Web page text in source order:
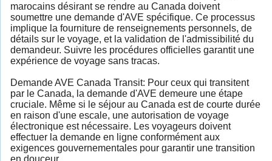
marocains désirant se rendre au Canada doivent
soumettre une demande d'AVE spécifique. Ce processus
implique la fourniture de renseignements personnels, de
détails sur le voyage, et la validation de l'admissibilité du
demandeur. Suivre les procédures officielles garantit une
expérience de voyage sans tracas.
Demande AVE Canada Transit: Pour ceux qui transitent
par le Canada, la demande d'AVE demeure une étape
cruciale. Même si le séjour au Canada est de courte durée
en raison d'une escale, une autorisation de voyage
électronique est nécessaire. Les voyageurs doivent
effectuer la demande en ligne conformément aux
exigences gouvernementales pour garantir une transition
en douceur.